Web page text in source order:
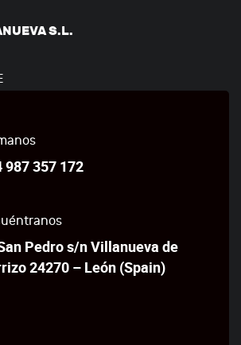
S.L.
987 357 172
Pedro s/n Villanueva de
24270 – León (Spain)